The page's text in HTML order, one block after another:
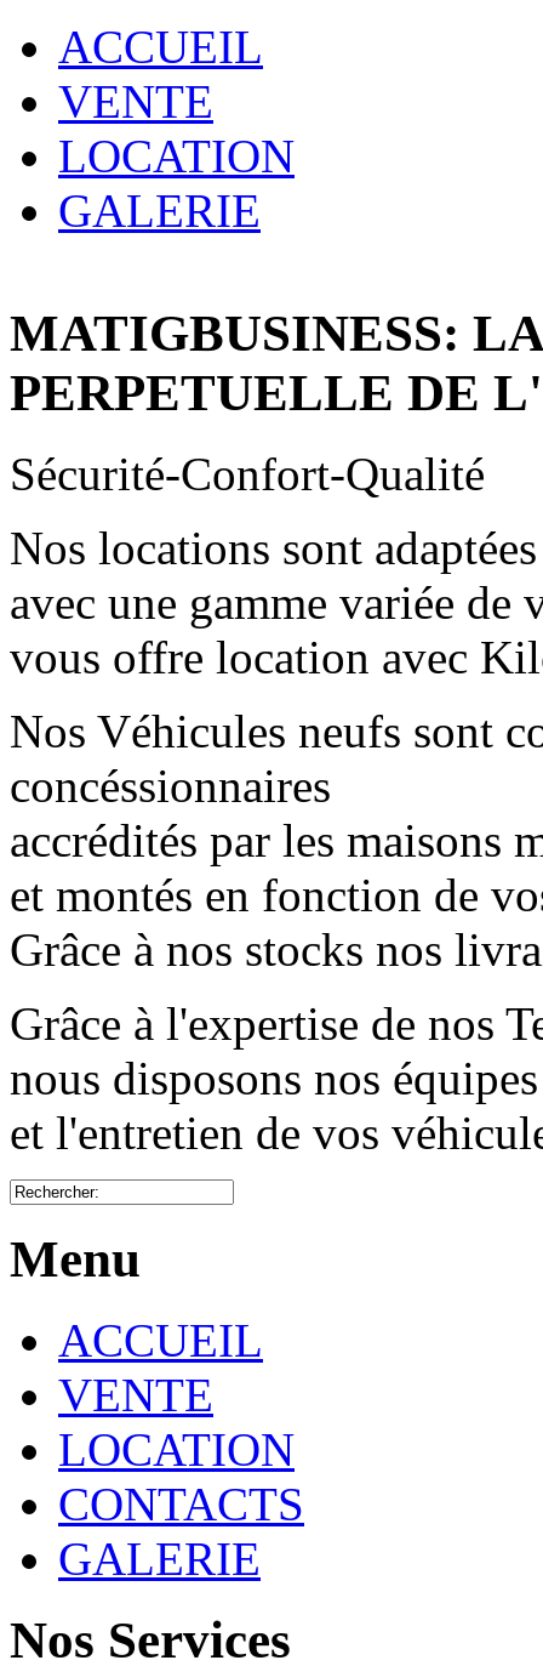
ACCUEIL
VENTE
LOCATION
GALERIE
MATIGBUSINESS:
PERPETUELLE DE
Sécurité-Confort-Qualité
Nos locations sont
avec une gamme variée
vous offre location avec
Nos Véhicules neufs sont
concéssionnaires
accrédités par les maisons
et montés en fonction de
Grâce à nos stocks nos
Grâce à l'expertise de nos
nous disposons nos
et l'entretien de vos
Menu
ACCUEIL
VENTE
LOCATION
CONTACTS
GALERIE
Nos Services